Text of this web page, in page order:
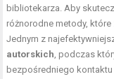
bibliotekarza. Aby
różnorodne metody,
Jednym z
autorskich, podczas
bezpośredniego